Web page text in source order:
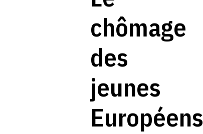
chômage
des
jeunes
Européens